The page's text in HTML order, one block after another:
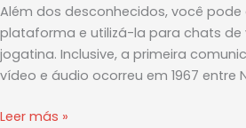
Além dos desconhecidos, você
plataforma e utilizá-la para chats de
jogatina. Inclusive, a primeira
vídeo e áudio ocorreu em 1967 entre
Leer más »